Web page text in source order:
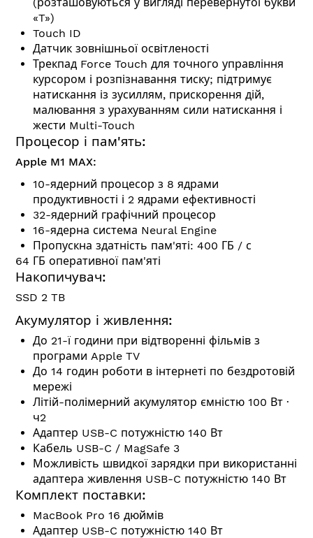
«T»)
Touch ID
Датчик зовнішньої освітленості
Трекпад Force Touch для точного управління
курсором і розпізнавання тиску; підтримує
натискання із зусиллям, прискорення дій,
малювання з урахуванням сили натискання і
жести Multi-Touch
Процесор і пам'ять:
Apple M1 MAX:
10-ядерний процесор з 8 ядрами
продуктивності і 2 ядрами ефективності
32-ядерний графічний процесор
16-ядерна система Neural Engine
Пропускна здатність пам'яті: 400 ГБ / с
64 ГБ оперативної пам'яті
Накопичувач:
SSD 2 TB
Акумулятор і живлення:
До 21-ї години при відтворенні фільмів з
програми Apple TV
До 14 годин роботи в інтернеті по бездротовій
мережі
Літій-полімерний акумулятор ємністю 100 Вт ∙
ч2
Адаптер USB-C потужністю 140 Вт
Кабель USB-C / MagSafe 3
Можливість швидкої зарядки при використанні
адаптера живлення USB-C потужністю 140 Вт
Комплект поставки:
MacBook Pro 16 дюймів
Адаптер USB-C потужністю 140 Вт